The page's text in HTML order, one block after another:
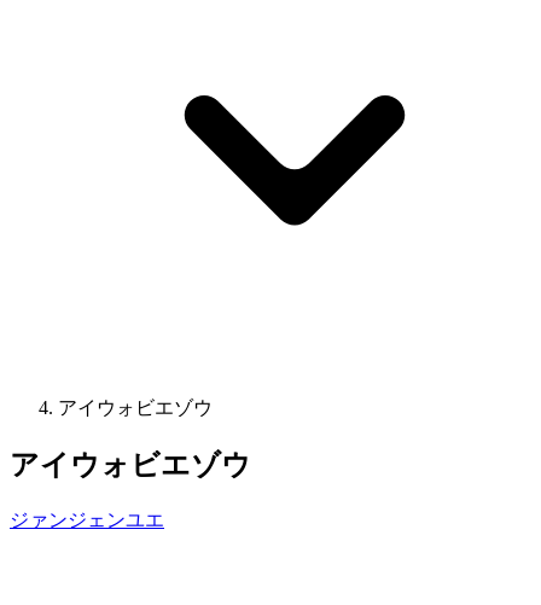
アイウォビエゾウ
アイウォビエゾウ
ジァンジェンユエ